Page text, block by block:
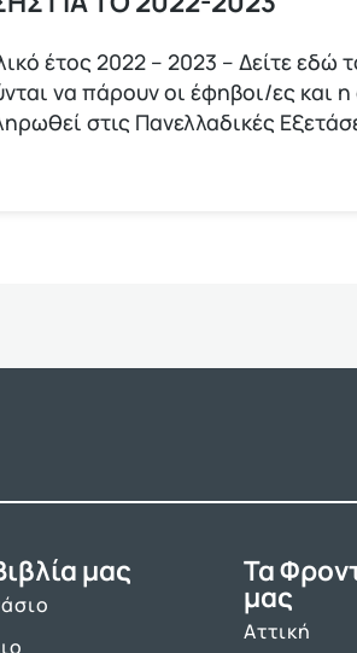
έτος 2022 – 2023 – Δείτε
να πάρουν οι έφηβοι/ες και
στις Πανελλαδικές
μας Τα
μας
Αττική